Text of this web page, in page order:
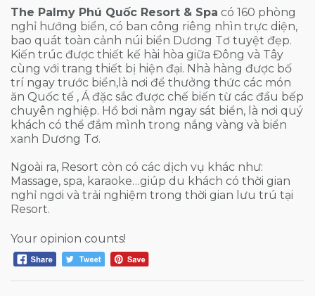
The Palmy Phú Quốc Resort & Spa có 160 phòng
nghỉ hướng biển, có ban công riêng nhìn trực diện,
bao quát toàn cảnh núi biển Dương Tơ tuyệt đẹp.
Kiến trúc được thiết kế hài hòa giữa Đông và Tây
cùng với trang thiết bị hiện đại. Nhà hàng được bố
trí ngay trước biển,là nơi để thưởng thức các món
ăn Quốc tế , Á đặc sắc được chế biến từ các đầu bếp
chuyên nghiệp. Hồ bơi nằm ngay sát biển, là nơi quý
khách có thể đắm mình trong nắng vàng và biển
xanh Dương Tơ.
Ngoài ra, Resort còn có các dịch vụ khác như:
Massage, spa, karaoke…giúp du khách có thời gian
nghỉ ngơi và trải nghiệm trong thời gian lưu trú tại
Resort.
Your opinion counts!